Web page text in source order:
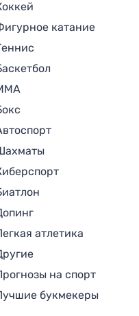
катание
атлетика
на спорт
букмекеры